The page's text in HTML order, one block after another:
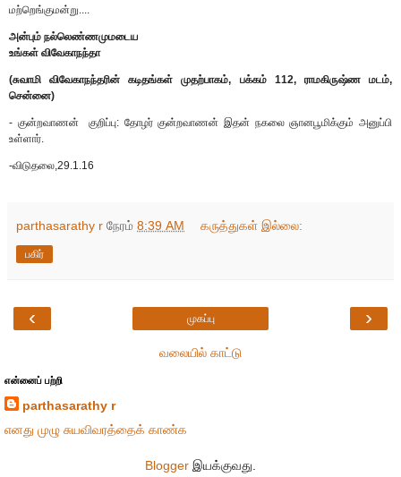
மற்றெங்குமன்று....
அன்பும் நல்லெண்ணமுமடைய
உங்கள் விவேகாநந்தா
(சுவாமி விவேகாநந்தரின் கடிதங்கள் முதற்பாகம், பக்கம் 112, ராமகிருஷ்ண மடம்,
சென்னை)
- குன்றவாணன் குறிப்பு: தோழர் குன்றவாணன் இதன் நகலை ஞானபூமிக்கும் அனுப்பி
உள்ளார்.
-விடுதலை,29.1.16
parthasarathy r நேரம் 8:39 AM கருத்துகள் இல்லை:
பகிர்
‹ ›
முகப்பு
வலையில் காட்டு
என்னைப் பற்றி
parthasarathy r
எனது முழு சுயவிவரத்தைக் காண்க
Blogger இயக்குவது.